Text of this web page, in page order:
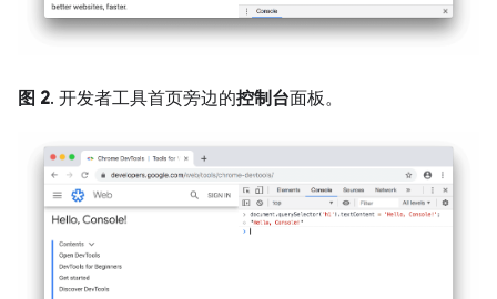
图 2. 开发者工具首页旁边的控制台面板。